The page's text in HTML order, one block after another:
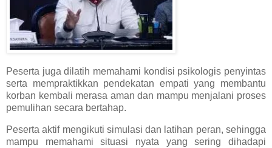
Peserta juga dilatih memahami kondisi psikologis penyintas
serta mempraktikkan pendekatan empati yang membantu
korban kembali merasa aman dan mampu menjalani proses
pemulihan secara bertahap.
Peserta aktif mengikuti simulasi dan latihan peran, sehingga
mampu memahami situasi nyata yang sering dihadapi